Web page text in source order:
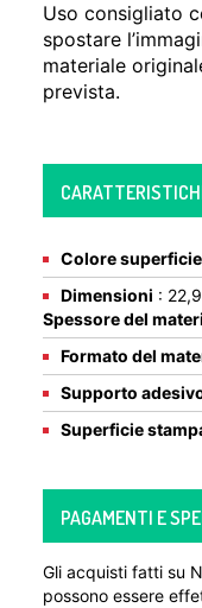
Uso consigliato
spostare
materiale
prevista.
Colore superficie
Dimensioni :
Spessore del
Formato del
Supporto
Superficie
PAGAMENTI E
Gli acquisti fatti su
possono essere